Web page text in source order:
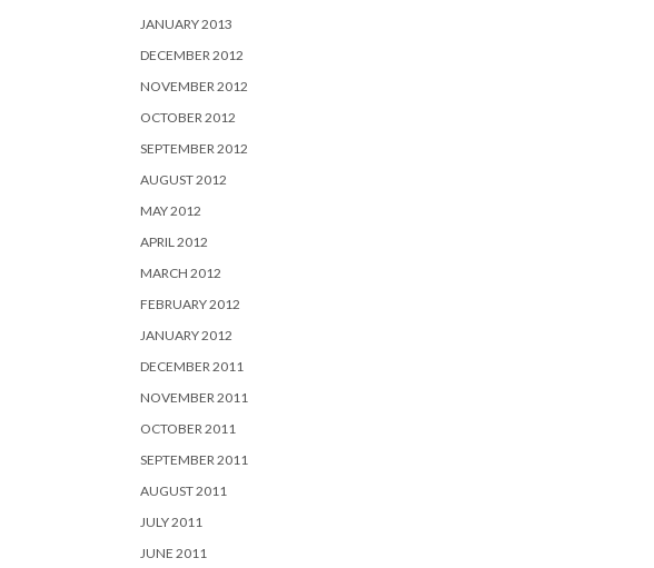
JANUARY 2013
DECEMBER 2012
NOVEMBER 2012
OCTOBER 2012
SEPTEMBER 2012
AUGUST 2012
MAY 2012
APRIL 2012
MARCH 2012
FEBRUARY 2012
JANUARY 2012
DECEMBER 2011
NOVEMBER 2011
OCTOBER 2011
SEPTEMBER 2011
AUGUST 2011
JULY 2011
JUNE 2011